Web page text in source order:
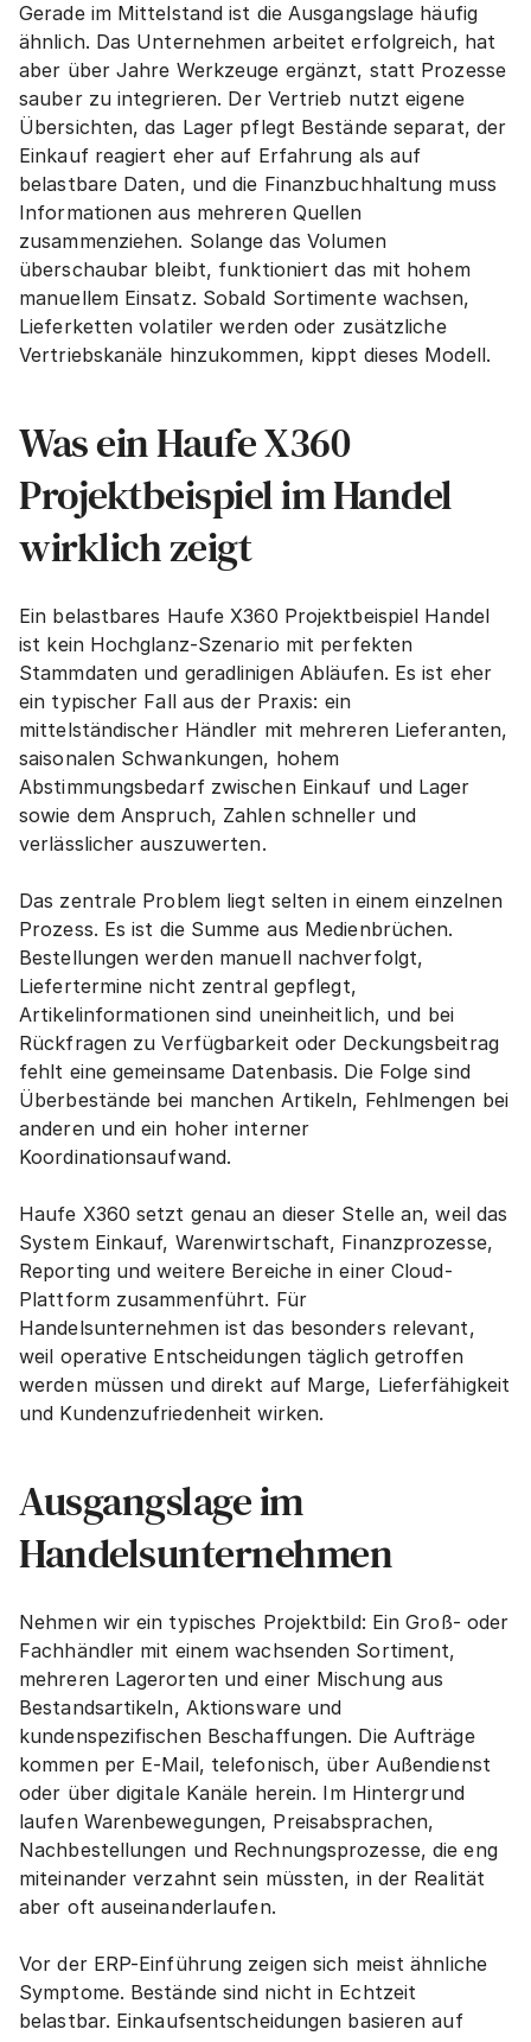
Gerade im Mittelstand ist die Ausgangslage häufig
ähnlich. Das Unternehmen arbeitet erfolgreich, hat
aber über Jahre Werkzeuge ergänzt, statt Prozesse
sauber zu integrieren. Der Vertrieb nutzt eigene
Übersichten, das Lager pflegt Bestände separat, der
Einkauf reagiert eher auf Erfahrung als auf
belastbare Daten, und die Finanzbuchhaltung muss
Informationen aus mehreren Quellen
zusammenziehen. Solange das Volumen
überschaubar bleibt, funktioniert das mit hohem
manuellem Einsatz. Sobald Sortimente wachsen,
Lieferketten volatiler werden oder zusätzliche
Vertriebskanäle hinzukommen, kippt dieses Modell.
Was ein Haufe X360
Projektbeispiel im Handel
wirklich zeigt
Ein belastbares Haufe X360 Projektbeispiel Handel
ist kein Hochglanz-Szenario mit perfekten
Stammdaten und geradlinigen Abläufen. Es ist eher
ein typischer Fall aus der Praxis: ein
mittelständischer Händler mit mehreren Lieferanten,
saisonalen Schwankungen, hohem
Abstimmungsbedarf zwischen Einkauf und Lager
sowie dem Anspruch, Zahlen schneller und
verlässlicher auszuwerten.
Das zentrale Problem liegt selten in einem einzelnen
Prozess. Es ist die Summe aus Medienbrüchen.
Bestellungen werden manuell nachverfolgt,
Liefertermine nicht zentral gepflegt,
Artikelinformationen sind uneinheitlich, und bei
Rückfragen zu Verfügbarkeit oder Deckungsbeitrag
fehlt eine gemeinsame Datenbasis. Die Folge sind
Überbestände bei manchen Artikeln, Fehlmengen bei
anderen und ein hoher interner
Koordinationsaufwand.
Haufe X360 setzt genau an dieser Stelle an, weil das
System Einkauf, Warenwirtschaft, Finanzprozesse,
Reporting und weitere Bereiche in einer Cloud-
Plattform zusammenführt. Für
Handelsunternehmen ist das besonders relevant,
weil operative Entscheidungen täglich getroffen
werden müssen und direkt auf Marge, Lieferfähigkeit
und Kundenzufriedenheit wirken.
Ausgangslage im
Handelsunternehmen
Nehmen wir ein typisches Projektbild: Ein Groß- oder
Fachhändler mit einem wachsenden Sortiment,
mehreren Lagerorten und einer Mischung aus
Bestandsartikeln, Aktionsware und
kundenspezifischen Beschaffungen. Die Aufträge
kommen per E-Mail, telefonisch, über Außendienst
oder über digitale Kanäle herein. Im Hintergrund
laufen Warenbewegungen, Preisabsprachen,
Nachbestellungen und Rechnungsprozesse, die eng
miteinander verzahnt sein müssten, in der Realität
aber oft auseinanderlaufen.
Vor der ERP-Einführung zeigen sich meist ähnliche
Symptome. Bestände sind nicht in Echtzeit
belastbar. Einkaufsentscheidungen basieren auf